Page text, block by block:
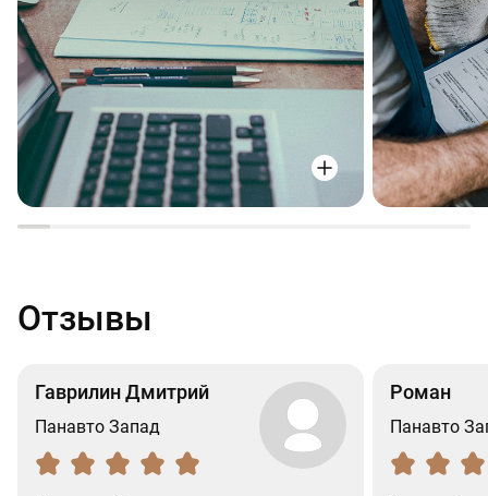
Отзывы
Гаврилин Дмитрий
Панавто Запад
Роман
Панавто